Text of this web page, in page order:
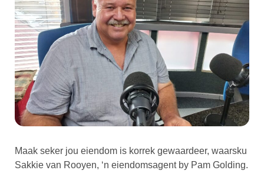
Maak seker jou eiendom is korrek gewaardeer, waarsku
Sakkie van Rooyen, ‘n eiendomsagent by Pam Golding.